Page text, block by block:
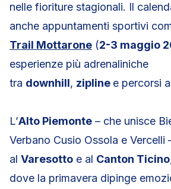
nelle fioriture stagionali. Il
anche appuntamenti sportivi
Trail Mottarone (2-3 maggio
esperienze più adrenaliniche
tra downhill, zipline e percorsi
L’Alto Piemonte – che unisce
Verbano Cusio Ossola e Vercelli
al Varesotto e al Canton Ticino
dove la primavera dipinge